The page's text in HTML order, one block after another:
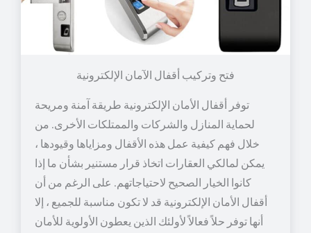
توفر أقفال الأمان الإلكترونية طريقة آمنة ومريحة
لحماية المنازل والشركات والممتلكات الأخرى. من
خلال فهم كيفية عمل هذه الأقفال ومزاياها وقيودها ،
يمكن لمالكي العقارات اتخاذ قرار مستنير بشأن ما إذا
كانوا الخيار الصحيح لاحتياجاتهم. على الرغم من أن
أقفال الأمان الإلكترونية قد لا تكون مناسبة للجميع ، إلا
أنها توفر حلاً فعالاً لأولئك الذين يعطون الأولوية للأمان